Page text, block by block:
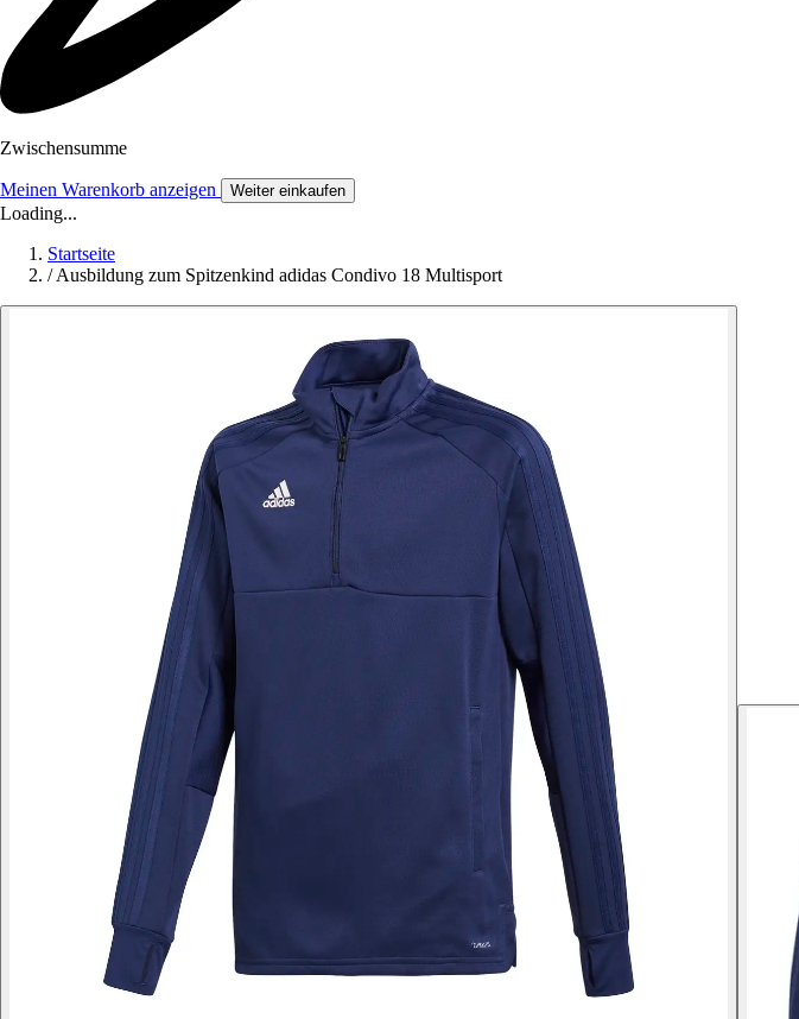
Zwischensumme
Meinen Warenkorb anzeigen Weiter einkaufen
Loading...
Startseite
/ Ausbildung zum Spitzenkind adidas Condivo 18 Multisport